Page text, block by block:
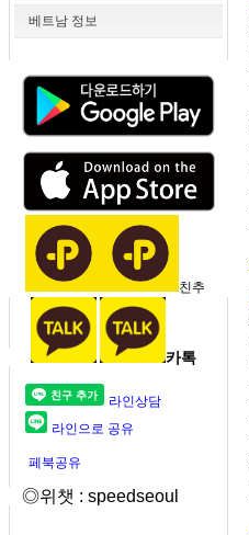
베트남 정보
친추
카톡
라인상담
라인으로 공유
페북공유
◎위챗 : speedseoul